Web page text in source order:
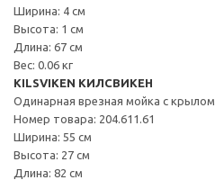
Ширина: 4 см
Высота: 1 см
Длина: 67 см
Вес: 0.06 кг
KILSVIKEN КИЛСВИКЕН
Одинарная врезная мойка с крылом
Номер товара: 204.611.61
Ширина: 55 см
Высота: 27 см
Длина: 82 см